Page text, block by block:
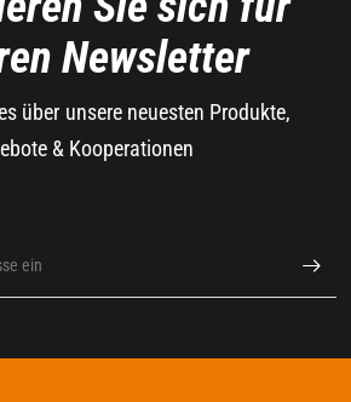
Newsletter
über unsere neuesten Produkte,
& Kooperationen